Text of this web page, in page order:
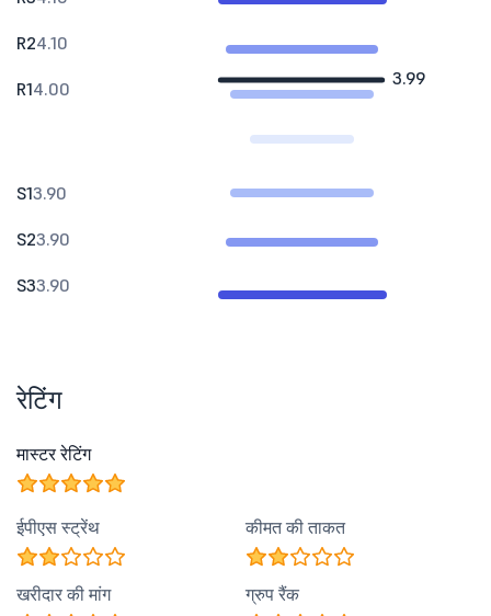
3.99
R24.10
R14.00
S13.90
S23.90
S33.90
रेटिंग
मास्टर रेटिंग
ईपीएस स्ट्रेंथ कीमत की ताकत
खरीदार की मांग ग्रुप रैंक